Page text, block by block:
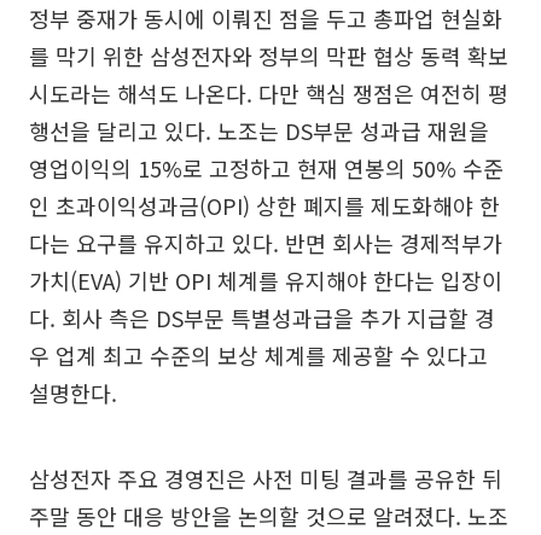
정부 중재가 동시에 이뤄진 점을 두고 총파업 현실화
를 막기 위한 삼성전자와 정부의 막판 협상 동력 확보
시도라는 해석도 나온다. 다만 핵심 쟁점은 여전히 평
행선을 달리고 있다. 노조는 DS부문 성과급 재원을
영업이익의 15%로 고정하고 현재 연봉의 50% 수준
인 초과이익성과금(OPI) 상한 폐지를 제도화해야 한
다는 요구를 유지하고 있다. 반면 회사는 경제적부가
가치(EVA) 기반 OPI 체계를 유지해야 한다는 입장이
다. 회사 측은 DS부문 특별성과급을 추가 지급할 경
우 업계 최고 수준의 보상 체계를 제공할 수 있다고
설명한다.
삼성전자 주요 경영진은 사전 미팅 결과를 공유한 뒤
주말 동안 대응 방안을 논의할 것으로 알려졌다. 노조